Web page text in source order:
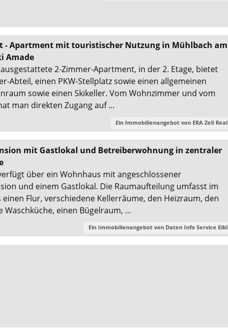
- Apartment mit touristischer Nutzung in Mühlbach am
Amade
2-Zimmer-Apartment, in der 2. Etage, bietet
Abteil, einen PKW-Stellplatz sowie einen allgemeinen
sowie einen Skikeller. Vom Wohnzimmer und vom
man direkten Zugang auf ...
Ein Immobilienangebot von ERA Zell Real
mit Gastlokal und Betreiberwohnung in zentraler
über ein Wohnhaus mit angeschlossener
und einem Gastlokal. Die Raumaufteilung umfasst im
einen Flur, verschiedene Kellerräume, den Heizraum, den
Waschküche, einen Bügelraum, ...
Ein Immobilienangebot von Daten Info Service Eibl